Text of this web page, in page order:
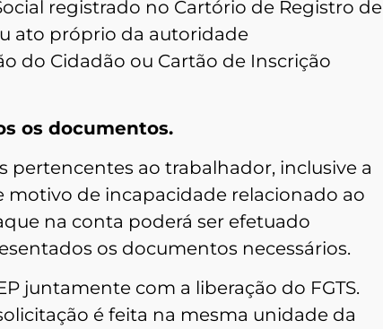
registrado no Cartório de Registro de
ato próprio da autoridade
do Cidadão ou Cartão de Inscrição
os documentos.
pertencentes ao trabalhador, inclusive a
de incapacidade relacionado ao
na conta poderá ser efetuado
os documentos necessários.
juntamente com a liberação do FGTS.
é feita na mesma unidade da